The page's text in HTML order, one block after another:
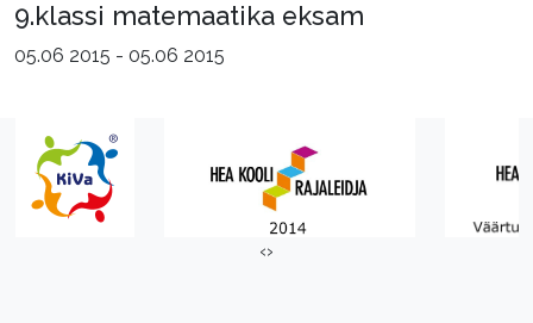
9.klassi matemaatika eksam
05.06 2015 - 05.06 2015
‹›